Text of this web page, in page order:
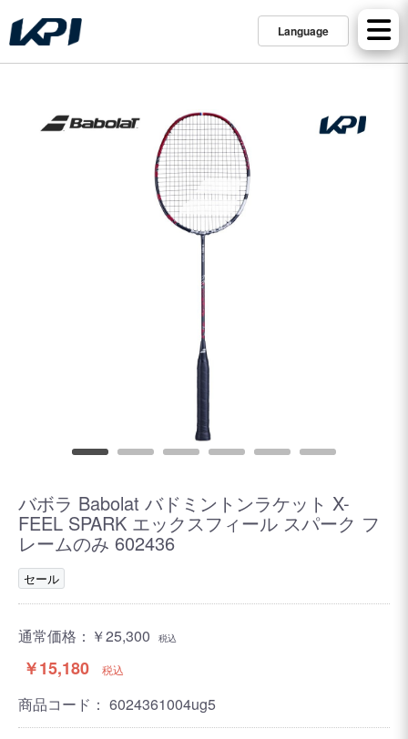
Language
バボラ Babolat バドミントンラケット X-
FEEL SPARK エックスフィール スパーク フ
レームのみ 602436
セール
通常価格： ￥25,300 税込
￥15,180 税込
商品コード： 6024361004ug5